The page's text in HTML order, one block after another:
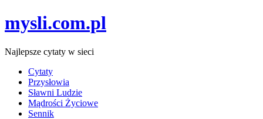
mysli.com.pl
Najlepsze cytaty w sieci
Cytaty
Przysłowia
Sławni Ludzie
Mądrości Życiowe
Sennik